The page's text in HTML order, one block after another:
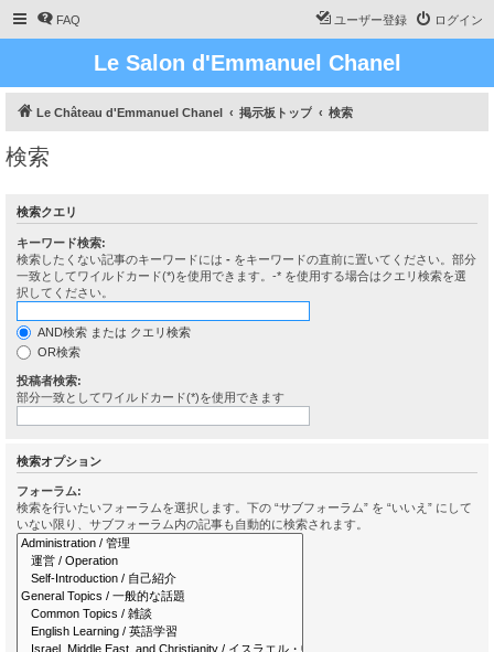
FAQ ログイン
ユーザー登録
Le Salon d'Emmanuel Chanel
Le Château d'Emmanuel Chanel 掲示板トップ 検索
検索
検索クエリ
キーワード検索:
検索したくない記事のキーワードには - をキーワードの直前に置いてください。部分
一致としてワイルドカード(*)を使用できます。-* を使用する場合はクエリ検索を選
択してください。
AND検索 または クエリ検索
OR検索
投稿者検索:
部分一致としてワイルドカード(*)を使用できます
検索オプション
フォーラム:
検索を行いたいフォーラムを選択します。下の “サブフォーラム” を “いいえ” にして
いない限り、サブフォーラム内の記事も自動的に検索されます。